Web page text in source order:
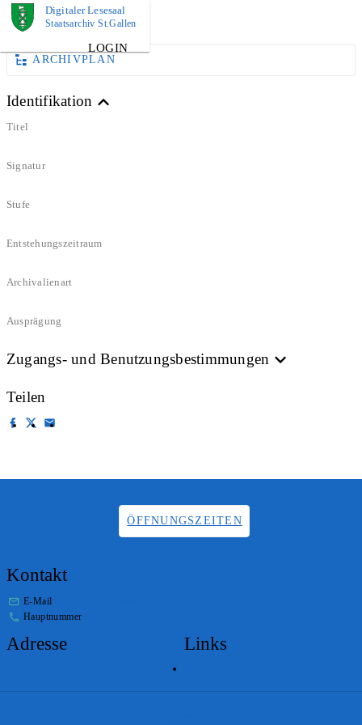
Digitaler Lesesaal
Staatsarchiv St.Gallen
LOGIN
DOKUMENT
ARCHIVPLAN
Identifikation
Titel
Signatur
Stufe
Entstehungszeitraum
Archivalienart
Ausprägung
Zugangs- und Benutzungsbestimmungen
Teilen
ÖFFNUNGSZEITEN
Kontakt
E-Mail
Hauptnummer
Adresse Links